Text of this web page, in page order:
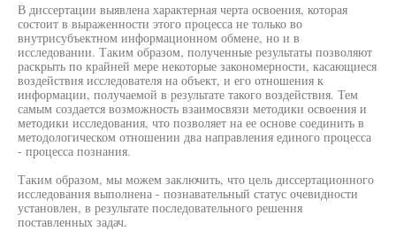
В диссертации выявлена характерная черта освоения, которая
состоит в выраженности этого процесса не только во
внутрисубъектном информационном обмене, но и в
исследовании. Таким образом, полученные результаты позволяют
раскрыть по крайней мере некоторые закономерности, касающиеся
воздействия исследователя на объект, и его отношения к
информации, получаемой в результате такого воздействия. Тем
самым создается возможность взаимосвязи методики освоения и
методики исследования, что позволяет на ее основе соединить в
методологическом отношении два направления единого процесса
- процесса познания.
Таким образом, мы можем заключить, что цель диссертационного
исследования выполнена - познавательный статус очевидности
установлен, в результате последовательного решения
поставленных задач.